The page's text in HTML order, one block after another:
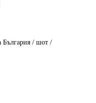
България / шот /